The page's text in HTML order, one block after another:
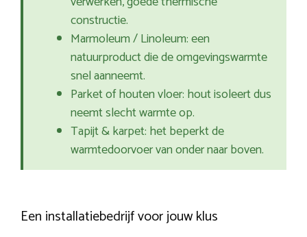
constructie.
Marmoleum / Linoleum: een
natuurproduct die de omgevingswarmte
snel aanneemt.
Parket of houten vloer: hout isoleert dus
neemt slecht warmte op.
Tapijt & karpet: het beperkt de
warmtedoorvoer van onder naar boven.
Een installatiebedrijf voor jouw klus